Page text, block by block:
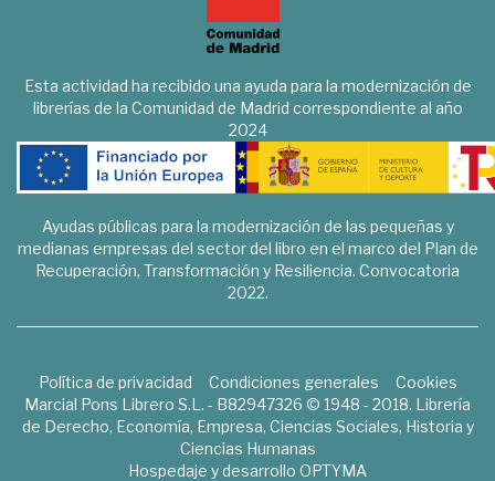
Esta actividad ha recibido una ayuda para la modernización de
librerías de la Comunidad de Madrid correspondiente al año
2024
Ayudas públicas para la modernización de las pequeñas y
medianas empresas del sector del libro en el marco del Plan de
Recuperación, Transformación y Resiliencia. Convocatoria
2022.
Política de privacidad Condiciones generales
Cookies
Marcial Pons Librero S.L. - B82947326 © 1948 - 2018. Librería
de Derecho, Economía, Empresa, Ciencias Sociales, Historia y
Ciencias Humanas
Hospedaje y desarrollo OPTYMA